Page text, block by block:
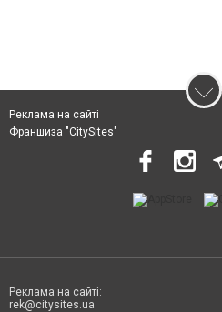
Реклама на сайті
Франшиза "CitySites"
Реклама на сайті:
rek@citysites.ua